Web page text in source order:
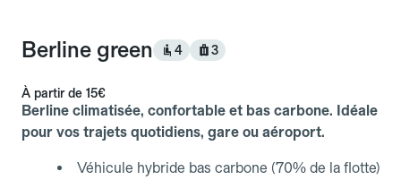
Berline green 4 3
À partir de 15€
Berline climatisée, confortable et bas carbone. Idéale
pour vos trajets quotidiens, gare ou aéroport.
Véhicule hybride bas carbone (70% de la flotte)